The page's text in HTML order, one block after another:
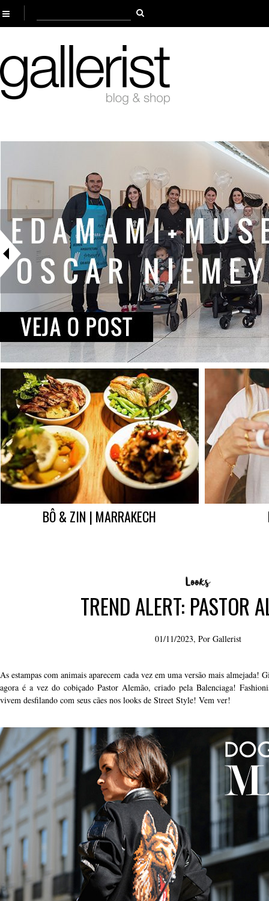
BÔ & ZIN | MARRAKECH
TREND ALERT: PASTOR
01/11/2023, Por Gallerist
As estampas com animais aparecem cada vez em uma versão mais almejada!
agora é a vez do cobiçado Pastor Alemão, criado pela Balenciaga!
vivem desfilando com seus cães nos looks de Street Style! Vem ver!